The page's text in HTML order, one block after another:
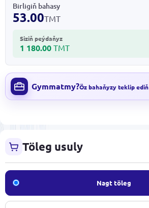
Birligiň bahasy
53.00TMT
Siziň peýdaňyz
1 180.00 TMT
Gymmatmy?Öz bahaňyzy teklip ediň
Töleg usuly
Nagt töleg